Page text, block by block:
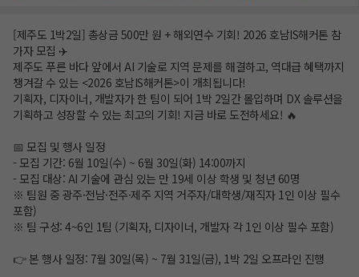
[제주도 1박2일] 총상금 500만 원 + 해외연수 기회! 2026 호남IS해커톤 참
가자 모집 ✈️
제주도 푸른 바다 앞에서 AI 기술로 지역 문제를 해결하고, 역대급 혜택까지
챙겨갈 수 있는 <2026 호남IS해커톤>이 개최됩니다!
기획자, 디자이너, 개발자가 한 팀이 되어 1박 2일간 몰입하며 DX 솔루션을
기획하고 성장할 수 있는 최고의 기회! 지금 바로 도전하세요! 🔥
📅 모집 및 행사 일정
- 모집 기간: 6월 10일(수) ~ 6월 30일(화) 14:00까지
- 모집 대상: AI 기술에 관심 있는 만 19세 이상 학생 및 청년 60명
※ 팀원 중 광주·전남·전주·제주 지역 거주자/대학생/재직자 1인 이상 필수
포함)
※ 팀 구성: 4~6인 1팀 (기획자, 디자이너, 개발자 각 1인 이상 필수 포함)
👉 본 행사 일정: 7월 30일(목) ~ 7월 31일(금), 1박 2일 오프라인 진행